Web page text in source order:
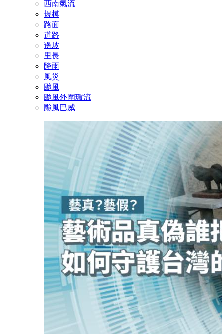
西南氣流
規模
路面
道路
邊坡
里長
降雨
風災
颱風
颱風外圍環流
颱風巴威